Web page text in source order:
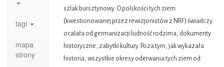
tagi
mapa
strony
szlak bursztynowy. O polskości tych ziem
(kwestionowanej przez rewizjonistów z NRF) świadczy
ocalała od germanizacji ludność rodzima, dokumenty
historyczne, zabytki kultury. Poza tym, jak wykazała
historia, wszystkie okresy oderwania tych ziem od